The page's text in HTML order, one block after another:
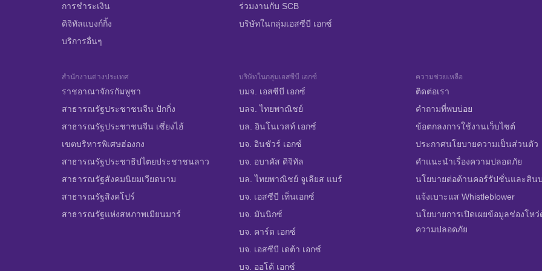
การชำระเงิน
ดิจิทัลแบงก์กิ้ง
บริการอื่นๆ
ร่วมงานกับ SCB
บริษัทในกลุ่มเอสซีบี เอกซ์
สำนักงานต่างประเทศ
ราชอาณาจักรกัมพูชา
สาธารณรัฐประชาชนจีน ปักกิ่ง
สาธารณรัฐประชาชนจีน เซี่ยงไฮ้
เขตบริหารพิเศษฮ่องกง
สาธารณรัฐประชาธิปไตยประชาชนลาว
สาธารณรัฐสังคมนิยมเวียดนาม
สาธารณรัฐสิงคโปร์
สาธารณรัฐแห่งสหภาพเมียนมาร์
บริษัทในกลุ่มเอสซีบี เอกซ์
บมจ. เอสซีบี เอกซ์
บลจ. ไทยพาณิชย์
บล. อินโนเวสท์ เอกซ์
บจ. อินชัวร์ เอกซ์
บจ. อบาคัส ดิจิทัล
บล. ไทยพาณิชย์ จูเลียส แบร์
บจ. เอสซีบี เท็นเอกซ์
บจ. มันนิกซ์
บจ. คาร์ด เอกซ์
บจ. เอสซีบี เดต้า เอกซ์
บจ. ออโต้ เอกซ์
ความช่วยเหลือ
ติดต่อเรา
คำถามที่พบบ่อย
ข้อตกลงการใช้งานเว็บไซต์
ประกาศนโยบายความเป็นส่วนตัว
คำแนะนำเรื่องความปลอดภัย
นโยบายต่อต้านคอร์รัปชั่นและสิน
แจ้งเบาะแส Whistleblower
นโยบายการเปิดเผยข้อมูลช่องโห
ความปลอดภัย